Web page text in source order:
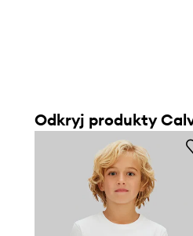
Odkryj produkty